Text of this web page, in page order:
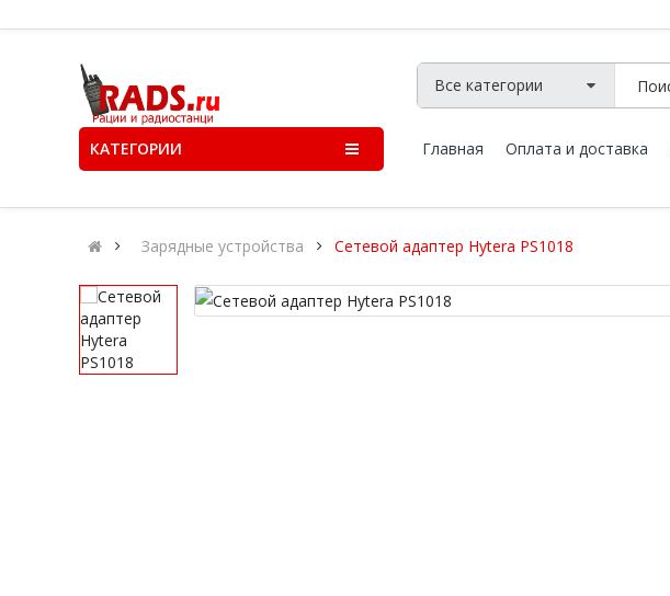
КАТЕГОРИИ Главная Оплата и доставка
Зарядные устройства Сетевой адаптер Hytera PS1018